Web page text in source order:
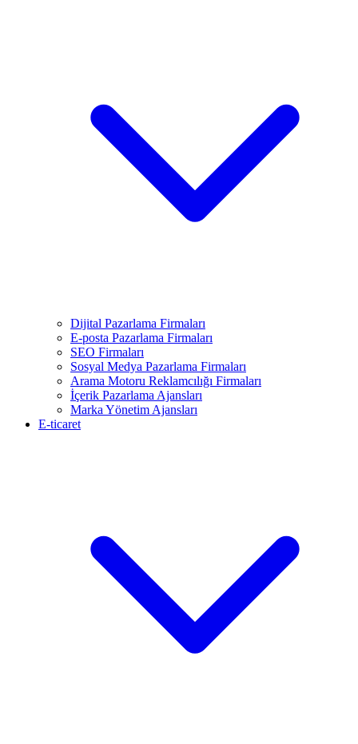
Dijital Pazarlama Firmaları
E-posta Pazarlama Firmaları
SEO Firmaları
Sosyal Medya Pazarlama Firmaları
Arama Motoru Reklamcılığı Firmaları
İçerik Pazarlama Ajansları
Marka Yönetim Ajansları
E-ticaret